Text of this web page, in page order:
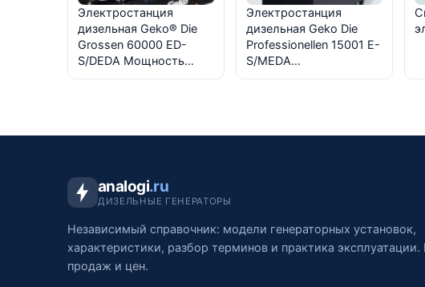
Электростанция
дизельная Geko® Die
Grossen 60000 ED-
S/DEDA Мощность…
Электростанция
дизельная Geko Die
Professionellen 15001 E-
S/MEDA…
analogi.ru
ДИЗЕЛЬНЫЕ ГЕНЕРАТОРЫ
Независимый справочник: модели генераторных установок,
характеристики, разбор терминов и практика эксплуатации.
продаж и цен.